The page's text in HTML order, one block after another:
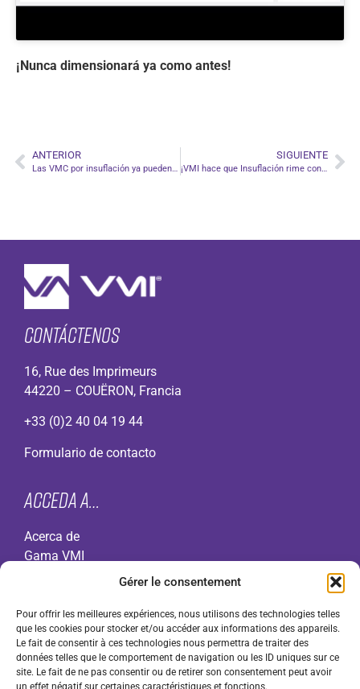
Gérer le consentement
Pour offrir les meilleures expériences, nous utilisons des technologies telles
que les cookies pour stocker et/ou accéder aux informations des appareils.
Le fait de consentir à ces technologies nous permettra de traiter des
données telles que le comportement de navigation ou les ID uniques sur ce
site. Le fait de ne pas consentir ou de retirer son consentement peut avoir
un effet négatif sur certaines caractéristiques et fonctions.
¡Nunca dimensionará ya como antes!
ANTERIOR
Las VMC por insuflación ya pueden controlarse con la aplicación VMI+
SIGUIENTE
¡VMI hace que Insuflación rime con Vinificación!
Contáctenos
16, Rue des Imprimeurs
44220 – COUËRON, Francia
+33 (0)2 40 04 19 44
Formulario de contacto
Acceda a…
Acerca de
Gama VMI
Política de cookies (UE)
Aviso legal
Condiciones Generales de Utilización (CGU)
Condiciones Generales de ventas (CGV) para